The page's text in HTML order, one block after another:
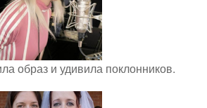
образ и удивила поклонников.